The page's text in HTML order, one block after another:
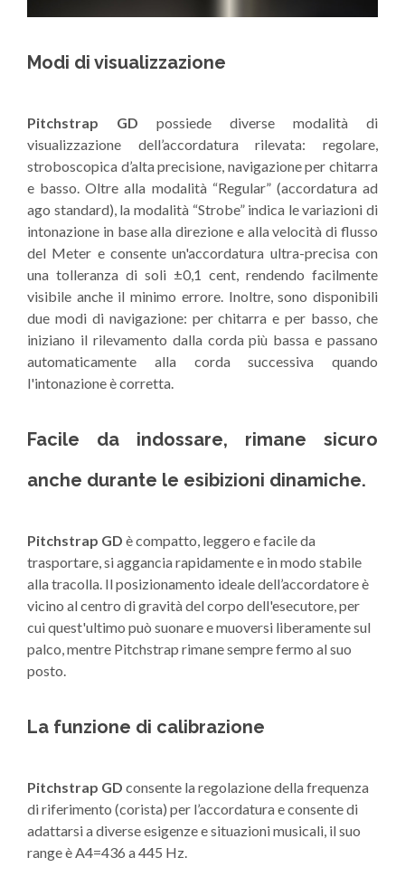
Modi di visualizzazione
Pitchstrap GD possiede diverse modalità di
visualizzazione dell’accordatura rilevata: regolare,
stroboscopica d’alta precisione, navigazione per chitarra
e basso. Oltre alla modalità “Regular” (accordatura ad
ago standard), la modalità “Strobe” indica le variazioni di
intonazione in base alla direzione e alla velocità di flusso
del Meter e consente un'accordatura ultra-precisa con
una tolleranza di soli ±0,1 cent, rendendo facilmente
visibile anche il minimo errore. Inoltre, sono disponibili
due modi di navigazione: per chitarra e per basso, che
iniziano il rilevamento dalla corda più bassa e passano
automaticamente alla corda successiva quando
l'intonazione è corretta.
Facile da indossare, rimane sicuro
anche durante le esibizioni dinamiche.
Pitchstrap GD è compatto, leggero e facile da
trasportare, si aggancia rapidamente e in modo stabile
alla tracolla. Il posizionamento ideale dell’accordatore è
vicino al centro di gravità del corpo dell'esecutore, per
cui quest'ultimo può suonare e muoversi liberamente sul
palco, mentre Pitchstrap rimane sempre fermo al suo
posto.
La funzione di calibrazione
Pitchstrap GD consente la regolazione della frequenza
di riferimento (corista) per l’accordatura e consente di
adattarsi a diverse esigenze e situazioni musicali, il suo
range è A4=436 a 445 Hz.